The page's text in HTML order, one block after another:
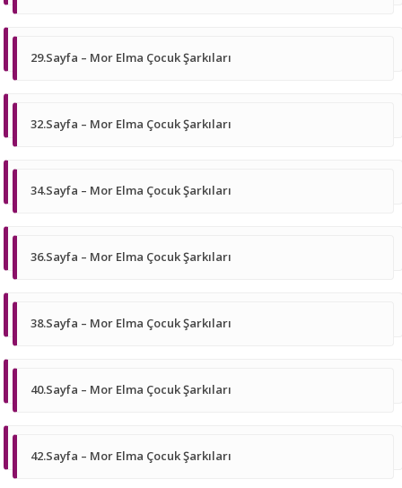
29.Sayfa – Mor Elma Çocuk Şarkıları
32.Sayfa – Mor Elma Çocuk Şarkıları
34.Sayfa – Mor Elma Çocuk Şarkıları
36.Sayfa – Mor Elma Çocuk Şarkıları
38.Sayfa – Mor Elma Çocuk Şarkıları
40.Sayfa – Mor Elma Çocuk Şarkıları
42.Sayfa – Mor Elma Çocuk Şarkıları